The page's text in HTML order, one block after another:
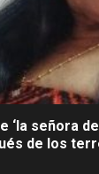
‘la señora
de los